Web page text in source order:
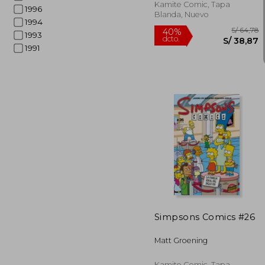
1996
1994
1993
1991
Kamite Comic, Tapa
Blanda, Nuevo
40%
dcto.
Simpsons Comics #26
Matt Groening